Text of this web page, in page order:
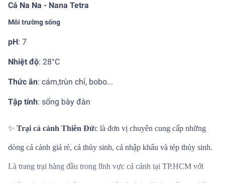
Cá Na Na - Nana Tetra
Môi trường sống
pH: 7
Nhiệt độ: 28°C
Thức ăn: cám,trùn chỉ, bobo...
Tập tính: sống bày đàn
✨ Trại cá cảnh Thiên Đức là đơn vị chuyên cung cấp những
dòng cá cảnh giá rẻ, cá thủy sinh, cá nhập khẩu và tép thủy sinh.
Là trang trại hàng đầu trong lĩnh vực cá cảnh tại TP.HCM với